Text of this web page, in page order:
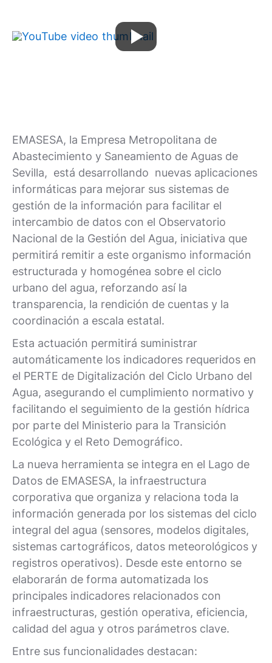
EMASESA, la Empresa Metropolitana de
Abastecimiento y Saneamiento de Aguas de
Sevilla, está desarrollando nuevas aplicaciones
informáticas para mejorar sus sistemas de
gestión de la información para facilitar el
intercambio de datos con el Observatorio
Nacional de la Gestión del Agua, iniciativa que
permitirá remitir a este organismo información
estructurada y homogénea sobre el ciclo
urbano del agua, reforzando así la
transparencia, la rendición de cuentas y la
coordinación a escala estatal.
Esta actuación permitirá suministrar
automáticamente los indicadores requeridos en
el PERTE de Digitalización del Ciclo Urbano del
Agua, asegurando el cumplimiento normativo y
facilitando el seguimiento de la gestión hídrica
por parte del Ministerio para la Transición
Ecológica y el Reto Demográfico.
La nueva herramienta se integra en el Lago de
Datos de EMASESA, la infraestructura
corporativa que organiza y relaciona toda la
información generada por los sistemas del ciclo
integral del agua (sensores, modelos digitales,
sistemas cartográficos, datos meteorológicos y
registros operativos). Desde este entorno se
elaborarán de forma automatizada los
principales indicadores relacionados con
infraestructuras, gestión operativa, eficiencia,
calidad del agua y otros parámetros clave.
Entre sus funcionalidades destacan: